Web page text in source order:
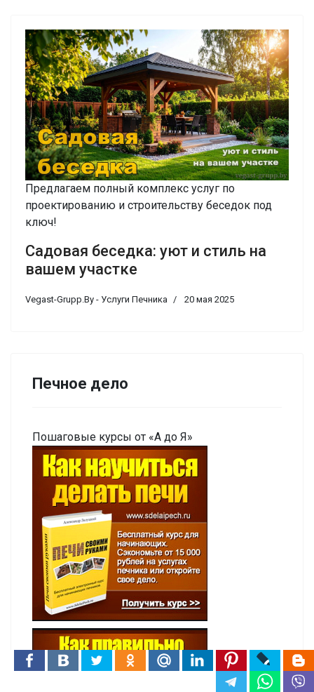
Предлагаем полный комплекс услуг по
проектированию и строительству беседок под
ключ!
Садовая беседка: уют и стиль на
вашем участке
Vegast-Grupp.By - Услуги Печника 20 мая 2025
Печное дело
Пошаговые курсы от «А до Я»